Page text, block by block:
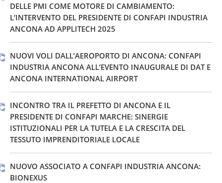
DELLE PMI COME MOTORE DI CAMBIAMENTO:
L’INTERVENTO DEL PRESIDENTE DI CONFAPI INDUSTRIA
ANCONA AD APPLITECH 2025
NUOVI VOLI DALL’AEROPORTO DI ANCONA: CONFAPI
INDUSTRIA ANCONA ALL’EVENTO INAUGURALE DI DAT E
ANCONA INTERNATIONAL AIRPORT
INCONTRO TRA IL PREFETTO DI ANCONA E IL
PRESIDENTE DI CONFAPI MARCHE: SINERGIE
ISTITUZIONALI PER LA TUTELA E LA CRESCITA DEL
TESSUTO IMPRENDITORIALE LOCALE
NUOVO ASSOCIATO A CONFAPI INDUSTRIA ANCONA:
BIONEXUS